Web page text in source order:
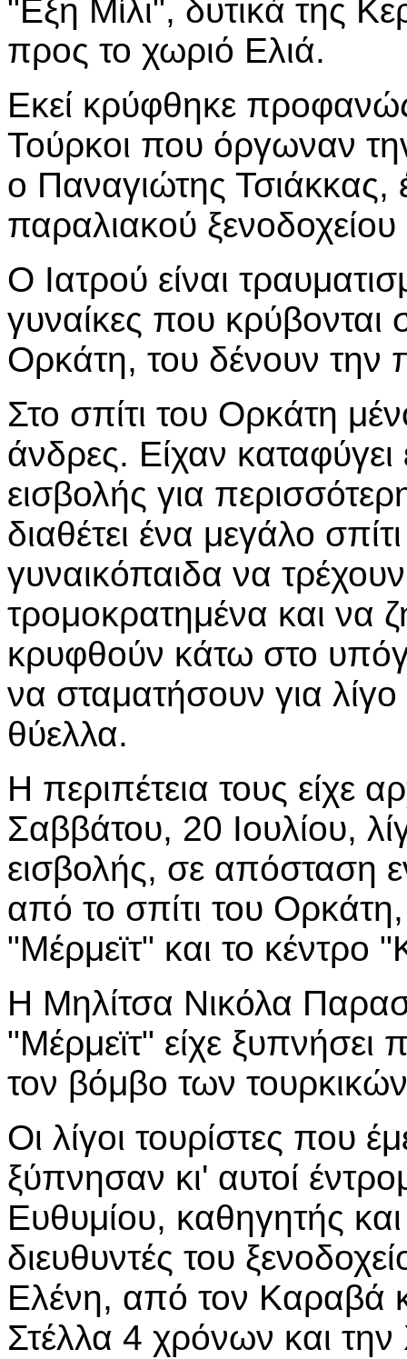
"Εξη Μίλι", δυτικά της
προς το χωριό Ελιά.
Εκεί κρύφθηκε
Τούρκοι που όργωναν την
ο Παναγιώτης Τσιάκκας,
παραλιακού
Ο Ιατρού είναι
γυναίκες που κρύβονται
Ορκάτη, του δένουν την
Στο σπίτι του Ορκάτη
άνδρες. Είχαν καταφύγει
εισβολής για
διαθέτει ένα μεγάλο
γυναικόπαιδα να
τρομοκρατημένα και να
κρυφθούν κάτω στο
να σταματήσουν για λίγο
θύελλα.
Η περιπέτεια τους είχε
Σαββάτου, 20 Ιουλίου,
εισβολής, σε απόσταση
από το σπίτι του
"Μέρμεϊτ" και το κέντρο
Η Μηλίτσα Νικόλα
"Μέρμεϊτ" είχε
τον βόμβο των
Οι λίγοι τουρίστες που
ξύπνησαν κι' αυτοί
Ευθυμίου, καθηγητής
διευθυντές του
Ελένη, από τον Καραβά
Στέλλα 4 χρόνων και